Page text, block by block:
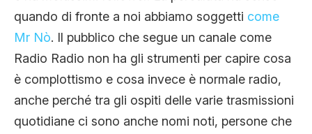
quando di fronte a noi abbiamo soggetti come
Mr Nò. Il pubblico che segue un canale come
Radio Radio non ha gli strumenti per capire cosa
è complottismo e cosa invece è normale radio,
anche perché tra gli ospiti delle varie trasmissioni
quotidiane ci sono anche nomi noti, persone che